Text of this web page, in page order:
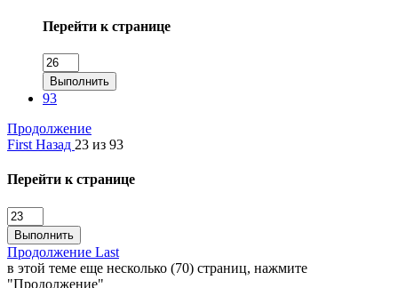
Перейти к странице
Выполнить
93
Продолжение
First Назад 23 из 93
Перейти к странице
Выполнить
Продолжение Last
в этой теме еще несколько (70) страниц, нажмите
"Продолжение"